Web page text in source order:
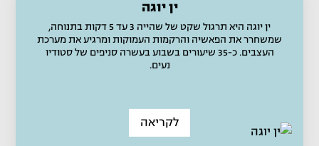
ין יוגה
ין יוגה היא תרגול שקט של שהייה 3 עד 5 דקות בתנוחה,
שמשחרר את הפאשיה והרקמות העמוקות ומרגיע את מערכת
העצבים. כ-35 שיעורים בשבוע בעשרה סניפים של סטודיו
נעים.
לקריאה